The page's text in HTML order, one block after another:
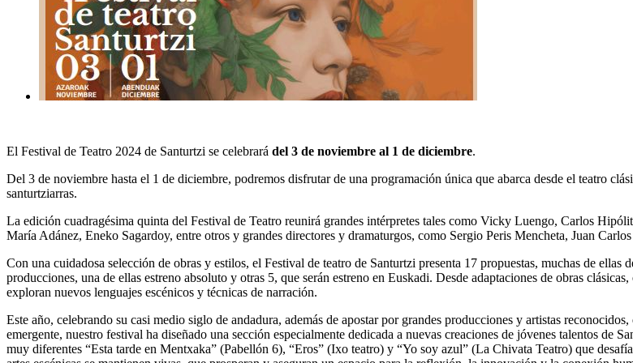
El Festival de Teatro 2024 de Santurtzi se celebrará del 3 de noviembre al 1 de diciembre.
Del 3 de noviembre hasta el 1 de diciembre, podremos disfrutar de una programación única que abarca desde el teatro
santurtziarras.
La edición cuadragésima quinta del Festival de Teatro reunirá grandes intérpretes tales como Vicky Luengo, Carlos
María Adánez, Eneko Sagardoy, entre otros y grandes directores y dramaturgos, como Sergio Peris Mencheta, Juan
Con una cuidadosa selección de obras y estilos, el Festival de teatro de Santurtzi presenta 17 propuestas, muchas de ellas
producciones, una de ellas estreno absoluto y otras 5, que serán estreno en Euskadi. Desde adaptaciones de obras
exploran nuevos lenguajes escénicos y técnicas de narración.
Este año, celebrando su casi medio siglo de andadura, además de apostar por grandes producciones y artistas
emergente, nuestro festival ha diseñado una sección especialmente dedicada a nuevas creaciones de jóvenes talentos de
muy diferentes “Esta tarde en Mentxaka” (Pabellón 6), “Eros” (Ixo teatro) y “Yo soy azul” (La Chivata Teatro) que